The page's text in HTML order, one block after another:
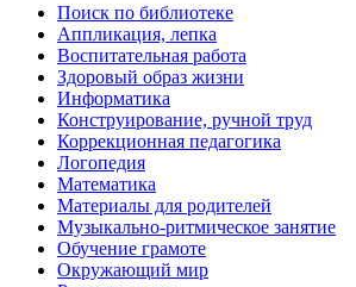
Поиск по библиотеке
Аппликация, лепка
Воспитательная работа
Здоровый образ жизни
Информатика
Конструирование, ручной труд
Коррекционная педагогика
Логопедия
Математика
Материалы для родителей
Музыкально-ритмическое занятие
Обучение грамоте
Окружающий мир